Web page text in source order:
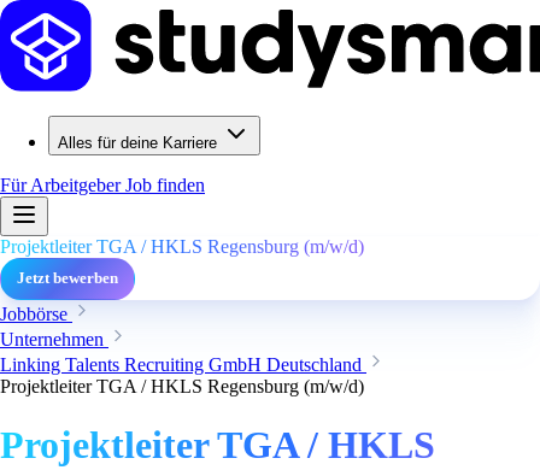
Alles für deine Karriere
Für ArbeitgeberJob finden
Projektleiter TGA / HKLS Regensburg (m/w/d)
Jetzt bewerben
Jobbörse
Unternehmen
Linking Talents Recruiting GmbH Deutschland
Projektleiter TGA / HKLS Regensburg (m/w/d)
Projektleiter TGA / HKLS